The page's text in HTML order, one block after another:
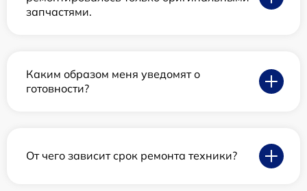
запчастями.
Каким образом меня уведомят о
готовности?
От чего зависит срок ремонта техники?